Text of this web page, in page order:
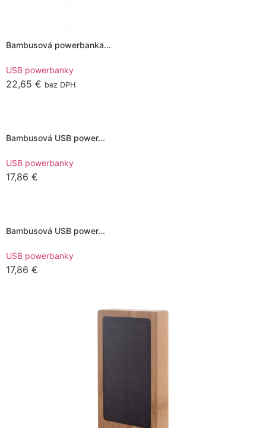
Bambusová powerbanka...
USB powerbanky
22,65 € bez DPH
Bambusová USB power...
USB powerbanky
17,86 €
Bambusová USB power...
USB powerbanky
17,86 €